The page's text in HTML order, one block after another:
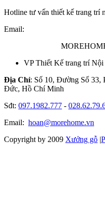
Hotline tư vấn thiết kế trang trí
Email:
VP Thiết Kế trang trí
Địa Chỉ: Số 10, Đường Số 33,
Đức, Hồ Chí Minh
Sđt: 097.1982.777 -
Email: hoan@morehome.vn
Copyright by 2009 Xưởng gỗ |